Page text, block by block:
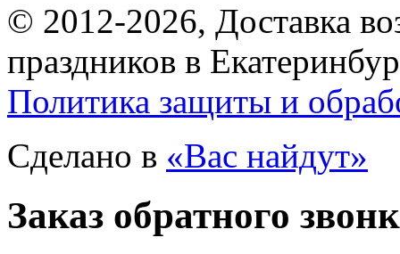
© 2012-2026, Доставка
праздников в
Политика защиты и
Сделано в «Вас найдут»
Заказ обратного